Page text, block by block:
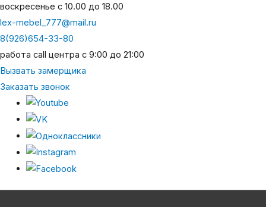
воскресенье с 10.00 до 18.00
lex-mebel_777@mail.ru
8(926)654-33-80
работа call центра с 9:00 до 21:00
Вызвать замерщика
Заказать звонок